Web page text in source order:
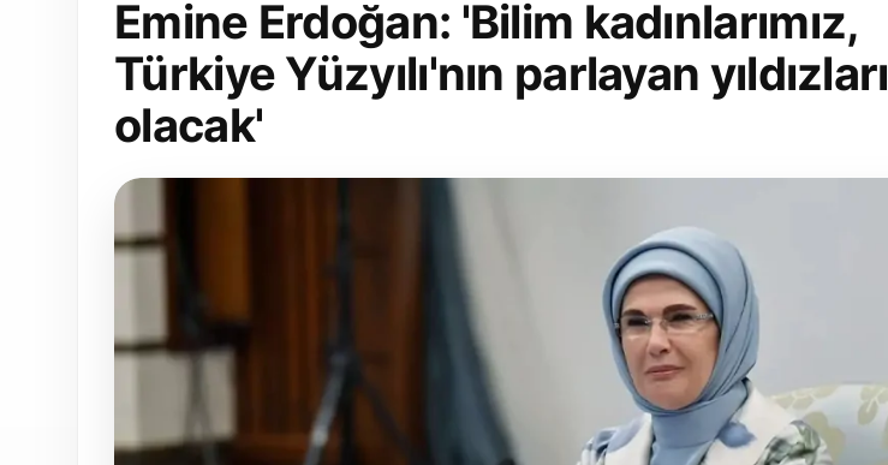
Emine Erdoğan: 'Bilim kadınlarımız,
Türkiye Yüzyılı'nın parlayan yıldızları
olacak'